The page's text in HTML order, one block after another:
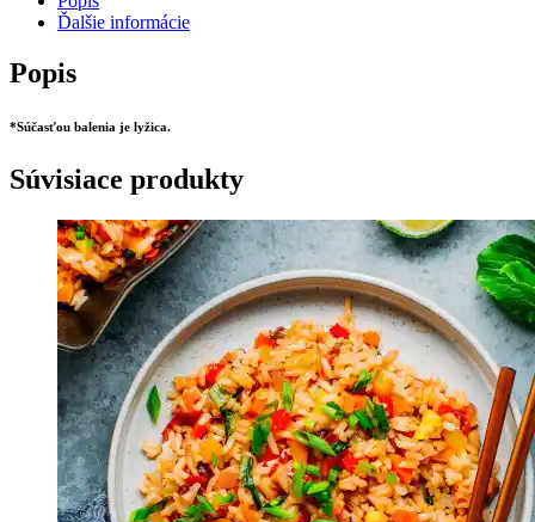
Ďalšie informácie
Popis
*Súčasťou balenia je lyžica.
Súvisiace produkty